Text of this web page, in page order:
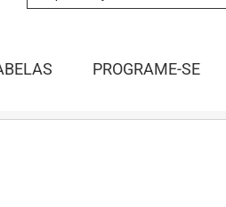
PROGRAME-SE